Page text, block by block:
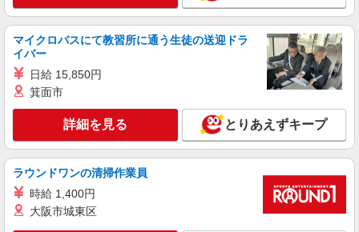
株式会社シエロ
【softbank】の携帯販売スタッフ
月給245800円〜300800円（経験・能力によ
る） ※残業代支給 ★交通費別途支給（規定あり）
゜+゜・。○。・゜+゜・。○。・゜+゜ 入社祝い金
ティブ支給(規定有) ゜・。○。・゜+゜・。
○。・゜+゜
福岡県福岡市東区のsoftbankショップ
キープ 詳細を見る
株式会社シエロ
携帯販売スタッフ【楽天モバイル】
マイクロバスにて教習所に通う生徒の送迎ドラ
イバー
日給 15,850円
箕面市
詳細を見る とりあえずキープ
ラウンドワンの清掃作業員
時給 1,400円
大阪市城東区